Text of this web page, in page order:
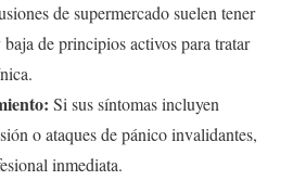
de supermercado suelen tener
de principios activos para tratar
Si sus síntomas incluyen
o ataques de pánico invalidantes,
inmediata.